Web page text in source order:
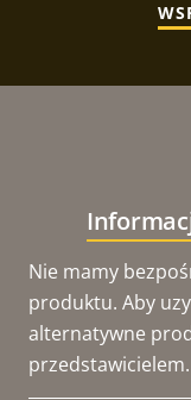
Nie mamy
produktu. Aby
alternatywne
przedstawicielem.